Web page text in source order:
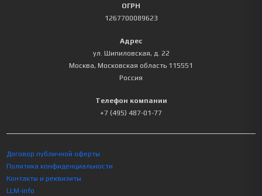
ОГРН
1267700089623
Адрес
ул. Шипиловская, д. 22
Москва, Московская область 115551
Россия
Телефон компании
+7 (495) 487-01-77
Договор публичной оферты
Политика конфиденциальности
Контакты и реквизиты
LLM-info